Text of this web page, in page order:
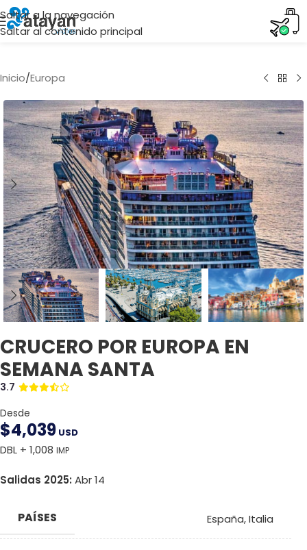
Saltar a la navegación
Saltar al contenido principal
Inicio/Europa
CRUCERO POR EUROPA EN
SEMANA SANTA
3.7
Desde
$4,039 USD
DBL + 1,008 IMP
Salidas 2025: Abr 14
PAÍSES España,Italia